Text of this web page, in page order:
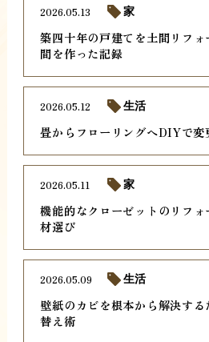
築四十年の戸建てを土間リフ
間を作った記録
2026.05.13 家
畳からフローリングへDIYで変
2026.05.12 生活
機能的なクローゼットのリフ
材選び
2026.05.11 家
壁紙のカビを根本から解決する
替え術
2026.05.09 生活